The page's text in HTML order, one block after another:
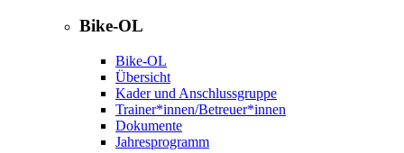
Bike-OL
Bike-OL
Übersicht
Kader und Anschlussgruppe
Trainer*innen/Betreuer*innen
Dokumente
Jahresprogramm